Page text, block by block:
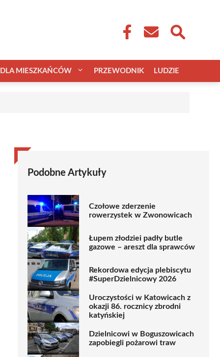
DLA MIESZKAŃCÓW PRZEWODNIK LUDZIE
Podobne Artykuły
Czołowe zderzenie
rowerzystek w Zwonowicach
Łupem złodziei padły butle
gazowe – areszt dla sprawców
Rekordowa edycja plebiscytu
#SuperDzielnicowy 2026
Uroczystości w Katowicach z
okazji 86. rocznicy zbrodni
katyńskiej
Dzielnicowi w Boguszowicach
zapobiegli pożarowi traw